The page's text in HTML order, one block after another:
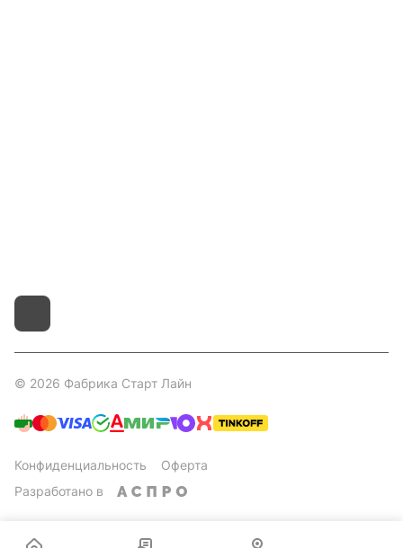
© 2026 Фабрика Старт Лайн
Конфиденциальность
Оферта
Разработано в